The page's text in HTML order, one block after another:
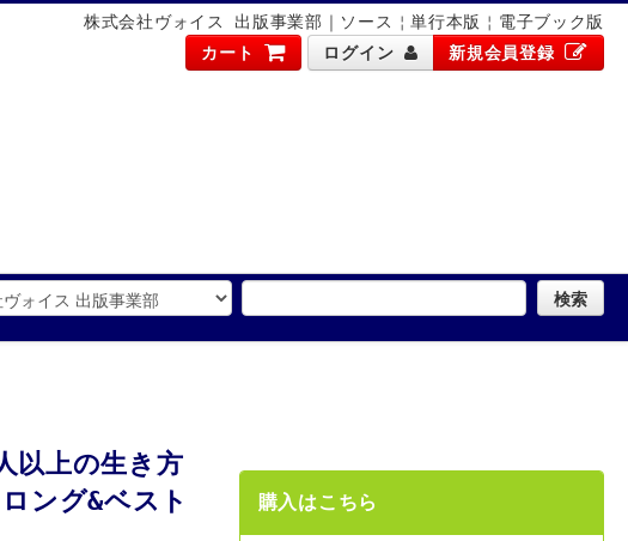
株式会社ヴォイス 出版事業部｜ソース￤単行本版￤電子ブック版
カート
ログイン 新規会員登録
検索
以上の生き方
ング&ベスト
購入はこちら